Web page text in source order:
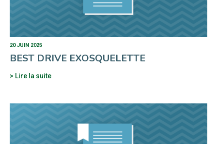
20 JUIN 2025
BEST DRIVE EXOSQUELETTE
Lire la suite